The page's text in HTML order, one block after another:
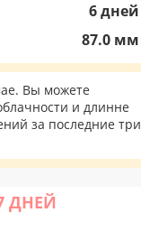
6 дней
87.0 мм
Вы можете
и длинне
за последние три
ДНЕЙ